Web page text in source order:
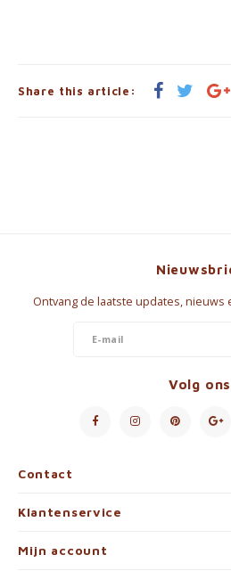
Share this article:
Contact
Ontvang de laatste updates, nieuws
Volg ons
Klantenservice
Mijn account